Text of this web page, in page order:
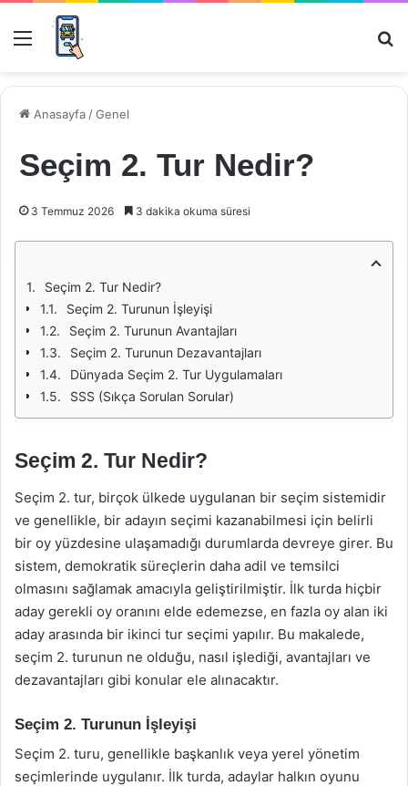
Menü
Anasayfa /Genel
Seçim 2. Tur Nedir?
3 Temmuz 2026 3 dakika okuma süresi
Seçim 2. Tur Nedir?
Seçim 2. Turunun İşleyişi
Seçim 2. Turunun Avantajları
Seçim 2. Turunun Dezavantajları
Dünyada Seçim 2. Tur Uygulamaları
SSS (Sıkça Sorulan Sorular)
Seçim 2. Tur Nedir?
Seçim 2. tur, birçok ülkede uygulanan bir seçim sistemidir
ve genellikle, bir adayın seçimi kazanabilmesi için belirli
bir oy yüzdesine ulaşamadığı durumlarda devreye girer. Bu
sistem, demokratik süreçlerin daha adil ve temsilci
olmasını sağlamak amacıyla geliştirilmiştir. İlk turda hiçbir
aday gerekli oy oranını elde edemezse, en fazla oy alan iki
aday arasında bir ikinci tur seçimi yapılır. Bu makalede,
seçim 2. turunun ne olduğu, nasıl işlediği, avantajları ve
dezavantajları gibi konular ele alınacaktır.
Seçim 2. Turunun İşleyişi
Seçim 2. turu, genellikle başkanlık veya yerel yönetim
seçimlerinde uygulanır. İlk turda, adaylar halkın oyunu